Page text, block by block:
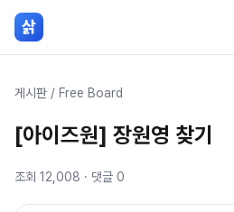
본문 바로가기
삵
게시판 / Free Board
[아이즈원] 장원영 찾기
조회 12,008 · 댓글 0